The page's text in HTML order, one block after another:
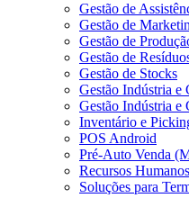
Gestão de
Gestão de
Gestão de
Gestão de
Gestão de Stocks
Gestão Indústria e
Gestão Indústria e
Inventário e
POS Android
Pré-Auto Venda
Recursos Humanos
Soluções para